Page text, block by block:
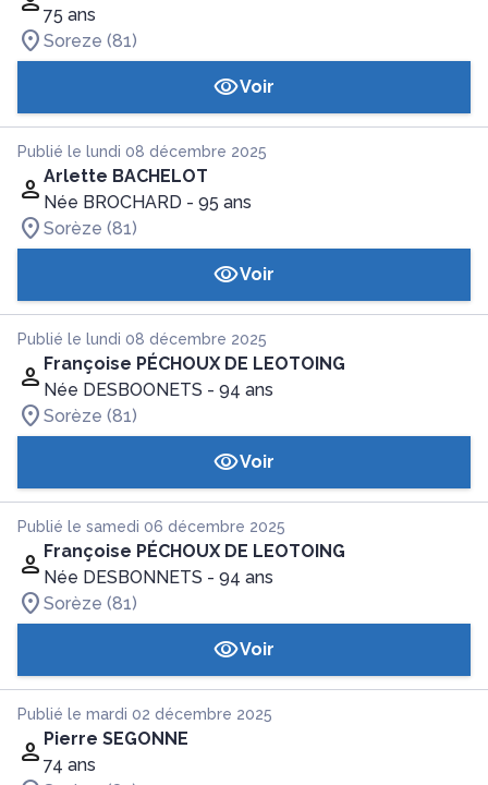
75 ans
Soreze (81)
Voir
Publié le lundi 08 décembre 2025
Arlette BACHELOT
Née BROCHARD - 95 ans
Sorèze (81)
Voir
Publié le lundi 08 décembre 2025
Françoise PÉCHOUX DE LEOTOING
Née DESBOONETS - 94 ans
Sorèze (81)
Voir
Publié le samedi 06 décembre 2025
Françoise PÉCHOUX DE LEOTOING
Née DESBONNETS - 94 ans
Sorèze (81)
Voir
Publié le mardi 02 décembre 2025
Pierre SEGONNE
74 ans